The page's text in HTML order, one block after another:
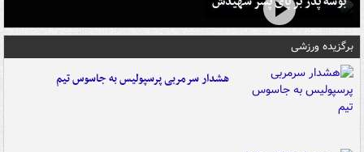
برگزیده ورزشی
هشدار سرمربی پرسپولیس به جاسوس تیم